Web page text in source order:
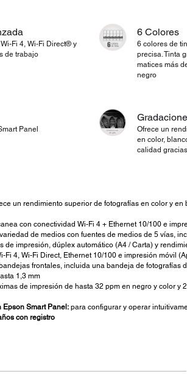
Fi 4, Wi-Fi Direct® y
de trabajo
6 Colores
6 colores de
precisa. Tinta
matices más
negro
Panel
Ofrece un
en color,
calidad
un rendimiento superior de fotografías en color y
con conectividad Wi-Fi 4 + Ethernet 10/100 e
de medios con fuentes de medios de 5 vías,
de impresión, dúplex automático (A4 / Carta) y
Fi 4, Wi-Fi Direct, Ethernet 10/100 e impresión móvil
frontales, incluida una bandeja de fotografías
1,3 mm
de impresión de hasta 32 ppm en negro y color y
Smart Panel:para configurar y operar
con registro